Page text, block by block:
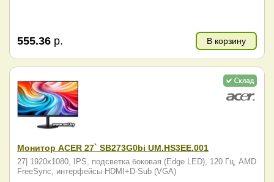
555.36 р. В корзину
Монитор ACER 27` SB273G0bi UM.HS3EE.001
27| 1920x1080, IPS, подсветка боковая (Edge LED), 120 Гц, AMD
FreeSync, интерфейсы HDMI+D-Sub (VGA)